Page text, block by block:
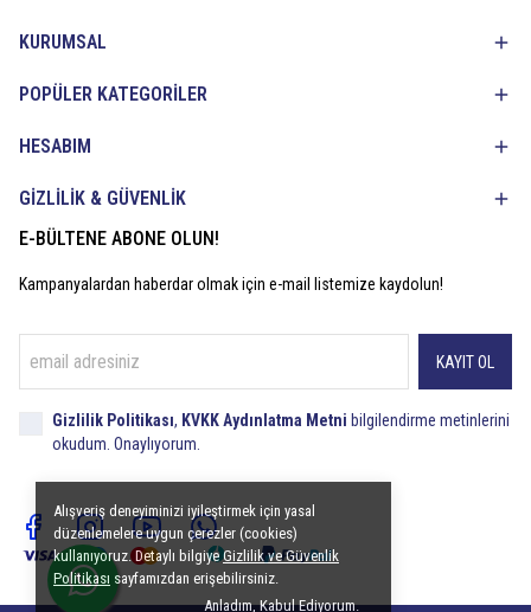
Alışveriş deneyiminizi iyileştirmek için yasal
düzenlemelere uygun çerezler (cookies)
kullanıyoruz. Detaylı bilgiyeGizlilik ve Güvenlik
Politikası sayfamızdan erişebilirsiniz.
Anladım, Kabul Ediyorum.
KURUMSAL
POPÜLER KATEGORİLER
HESABIM
GİZLİLİK & GÜVENLİK
E-BÜLTENE ABONE OLUN!
Kampanyalardan haberdar olmak için e-mail listemize kaydolun!
KAYIT OL
Gizlilik Politikası, KVKK Aydınlatma Metni bilgilendirme metinlerini
okudum. Onaylıyorum.